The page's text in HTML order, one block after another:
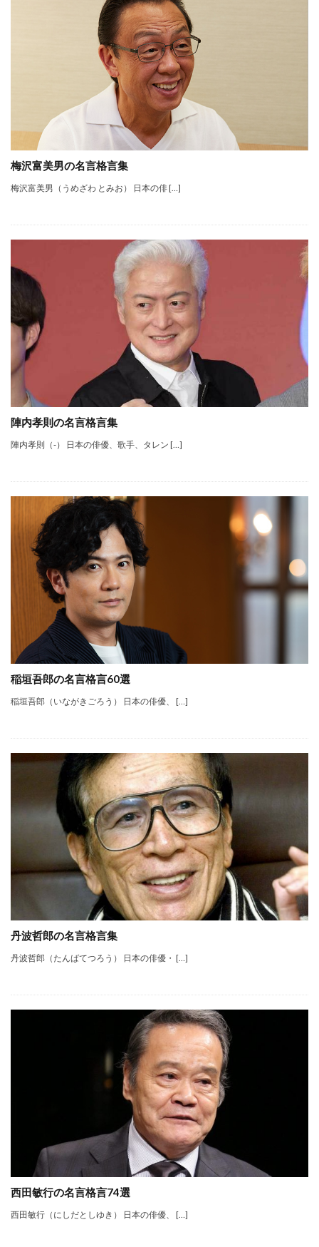
梅沢富美男の名言格言集
梅沢富美男（うめざわ とみお） 日本の俳 […]
陣内孝則の名言格言集
陣内孝則（‐） 日本の俳優、歌手、タレン […]
稲垣吾郎の名言格言60選
稲垣吾郎（いながきごろう） 日本の俳優、 […]
丹波哲郎の名言格言集
丹波哲郎（たんばてつろう） 日本の俳優・ […]
西田敏行の名言格言74選
西田敏行（にしだとしゆき） 日本の俳優、 […]